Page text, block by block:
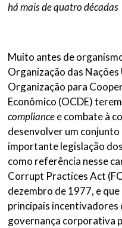
há mais de quatro décadas
Muito antes de
Organização das Nações
Organização para
Econômico (OCDE)
compliancee combate à
desenvolver um conjunto
importante legislação
como referência nesse
Corrupt Practices Act
dezembro de 1977, e
principais incentivadores
governança corporativa